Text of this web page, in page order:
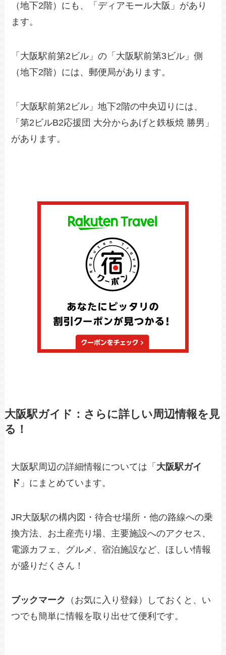
（地下2階）にも、「ディアモール大阪」があり
ます。
「大阪駅前第2ビル」の「大阪駅前第3ビル」側
（地下2階）には、郵便局があります。
「大阪駅前第2ビル」地下2階の中央辺りには、
「第2ビルB2応援団 大分からあげと鉄板焼 勝男」
があります。
大阪駅ガイド：さらに詳しい周辺情報を見
る！
大阪駅周辺の詳細情報については「 大阪駅ガイ
ド 」にまとめています。
JR大阪駅の構内図・待合せ場所・他の路線への乗
換方法、お土産売り場、主要施設へのアクセス、
電源カフェ、グルメ、宿泊施設など、ほしい情報
が盛りだくさん！
ブックマーク
（お気に入り登録）しておくと、い
つでも簡単に情報を取り出せて便利です。